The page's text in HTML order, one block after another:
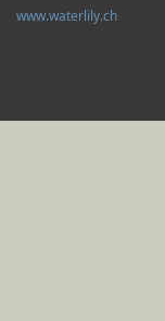
www.waterlily.ch